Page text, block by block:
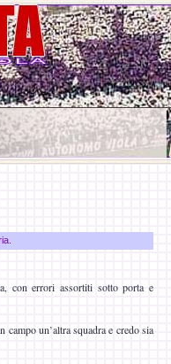
con errori assortiti sotto porta e
campo un’altra squadra e credo sia